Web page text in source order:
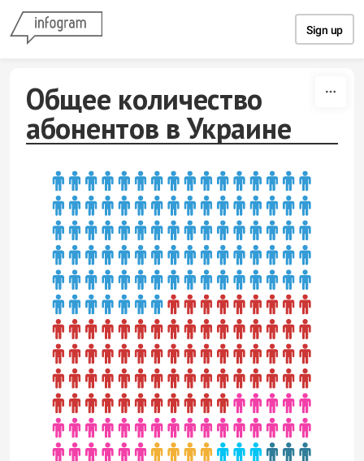
Sign up
Общее количество
абонентов в Украине